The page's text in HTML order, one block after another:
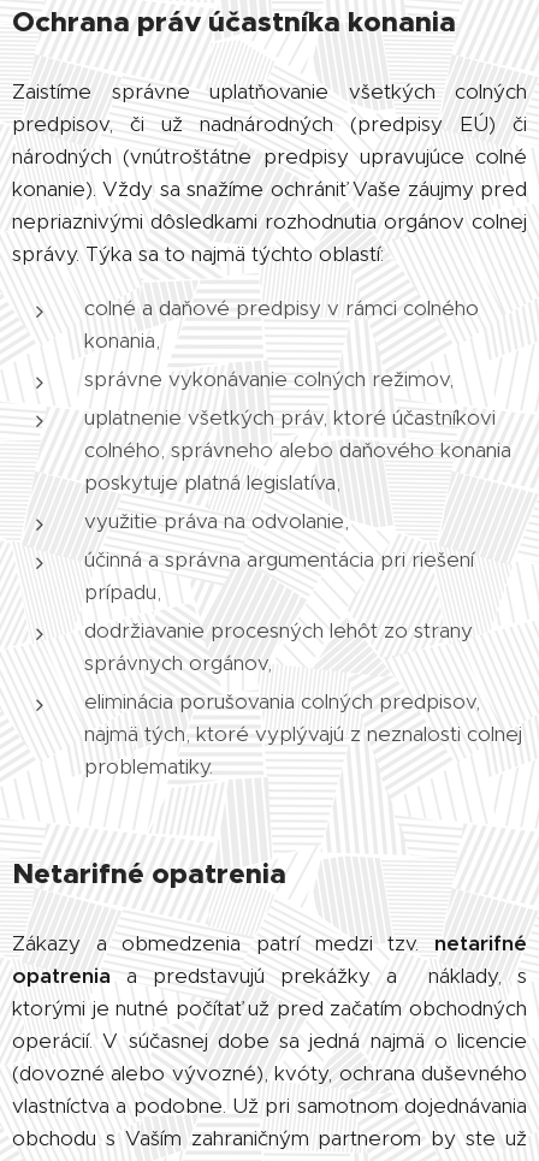
Ochrana práv účastníka konania
Zaistíme správne uplatňovanie všetkých colných
predpisov, či už nadnárodných (predpisy EÚ) či
národných (vnútroštátne predpisy upravujúce colné
konanie). Vždy sa snažíme ochrániť Vaše záujmy pred
nepriaznivými dôsledkami rozhodnutia orgánov colnej
správy. Týka sa to najmä týchto oblastí:
colné a daňové predpisy v rámci colného
konania,
správne vykonávanie colných režimov,
uplatnenie všetkých práv, ktoré účastníkovi
colného, správneho alebo daňového konania
poskytuje platná legislatíva,
využitie práva na odvolanie,
účinná a správna argumentácia pri riešení
prípadu,
dodržiavanie procesných lehôt zo strany
správnych orgánov,
eliminácia porušovania colných predpisov,
najmä tých, ktoré vyplývajú z neznalosti colnej
problematiky.
Netarifné opatrenia
Zákazy a obmedzenia patrí medzi tzv. netarifné
opatrenia a predstavujú prekážky a náklady, s
ktorými je nutné počítať už pred začatím obchodných
operácií. V súčasnej dobe sa jedná najmä o licencie
(dovozné alebo vývozné), kvóty, ochrana duševného
vlastníctva a podobne. Už pri samotnom dojednávania
obchodu s Vaším zahraničným partnerom by ste už